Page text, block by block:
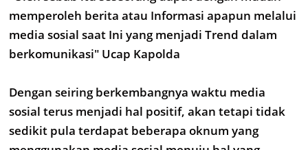
memperoleh berita atau Informasi apapun melalui
media sosial saat Ini yang menjadi Trend dalam
berkomunikasi" Ucap Kapolda
Dengan seiring berkembangnya waktu media
sosial terus menjadi hal positif, akan tetapi tidak
sedikit pula terdapat beberapa oknum yang